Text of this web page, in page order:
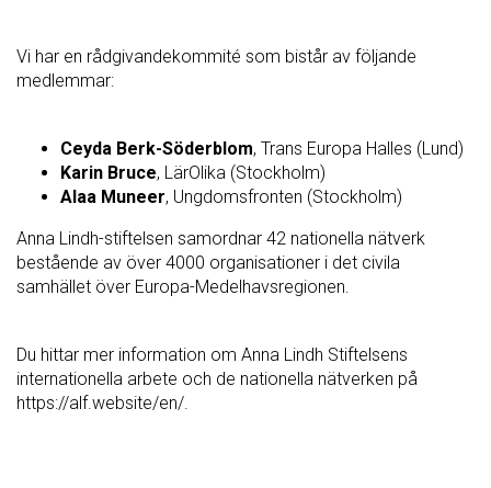
Vi har en rådgivandekommité som bistår av följande
medlemmar:
Ceyda Berk-Söderblom, Trans Europa Halles (Lund)
Karin Bruce, LärOlika (Stockholm)
Alaa Muneer, Ungdomsfronten (Stockholm)
Anna Lindh-stiftelsen samordnar 42 nationella nätverk
bestående av över 4000 organisationer i det civila
samhället över Europa-Medelhavsregionen.
Du hittar mer information om Anna Lindh Stiftelsens
internationella arbete och de nationella nätverken på
https://alf.website/en/.